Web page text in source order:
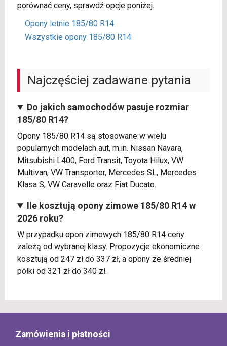
porównać ceny, sprawdź opcje poniżej.
Opony letnie 185/80 R14
Wszystkie opony 185/80 R14
Najczęściej zadawane pytania
Do jakich samochodów pasuje rozmiar
185/80 R14?
Opony 185/80 R14 są stosowane w wielu
popularnych modelach aut, m.in. Nissan Navara,
Mitsubishi L400, Ford Transit, Toyota Hilux, VW
Multivan, VW Transporter, Mercedes SL, Mercedes
Klasa S, VW Caravelle oraz Fiat Ducato.
Ile kosztują opony zimowe 185/80 R14 w
2026 roku?
W przypadku opon zimowych 185/80 R14 ceny
zależą od wybranej klasy. Propozycje ekonomiczne
kosztują od 247 zł do 337 zł, a opony ze średniej
półki od 321 zł do 340 zł.
Zamówienia i płatności